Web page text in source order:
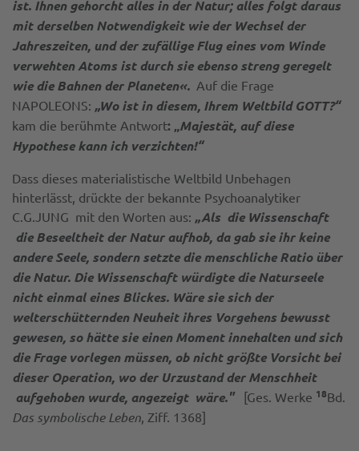
ist. Ihnen gehorcht alles in der Natur; alles folgt daraus
mit derselben Notwendigkeit wie der Wechsel der
Jahreszeiten, und der zufällige Flug eines vom Winde
verwehten Atoms ist durch sie ebenso streng geregelt
wie die Bahnen der Planeten«. Auf die Frage
NAPOLEONS: „Wo ist in diesem, Ihrem Weltbild GOTT?“
kam die berühmte Antwort: „Majestät, auf diese
Hypothese kann ich verzichten!“
Dass dieses materialistische Weltbild Unbehagen
hinterlässt, drückte der bekannte Psychoanalytiker
C.G.JUNG mit den Worten aus: „Als die Wissenschaft
die Beseeltheit der Natur aufhob, da gab sie ihr keine
andere Seele, sondern setzte die menschliche Ratio über
die Natur. Die Wissenschaft würdigte die Naturseele
nicht einmal eines Blickes. Wäre sie sich der
welterschütternden Neuheit ihres Vorgehens bewusst
gewesen, so hätte sie einen Moment innehalten und sich
die Frage vorlegen müssen, ob nicht größte Vorsicht bei
dieser Operation, wo der Urzustand der Menschheit
aufgehoben wurde, angezeigt wäre." [Ges. Werke 18Bd.
Das symbolische Leben , Ziff. 1368]